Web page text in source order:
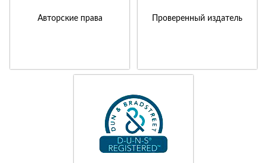
Авторские права Проверенный издатель